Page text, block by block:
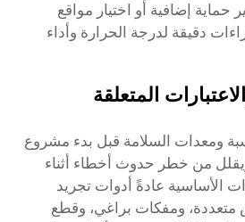
حماية إضافية أو اختيار مواقع
دقيقة لدرجة الحرارة وأداء
المتعلقة
ومعدات السلامة قبل بدء مشروع
من خطر حدوث أخطاء أثناء
الأساسية عادةً أدوات تجريد
متعددة، ومفكات براغي، وقطع